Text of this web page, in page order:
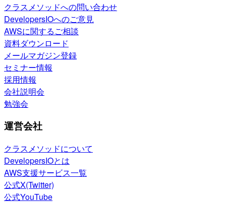
クラスメソッドへの問い合わせ
DevelopersIOへのご意見
AWSに関するご相談
資料ダウンロード
メールマガジン登録
セミナー情報
採用情報
会社説明会
勉強会
運営会社
クラスメソッドについて
DevelopersIOとは
AWS支援サービス一覧
公式X(Twitter)
公式YouTube